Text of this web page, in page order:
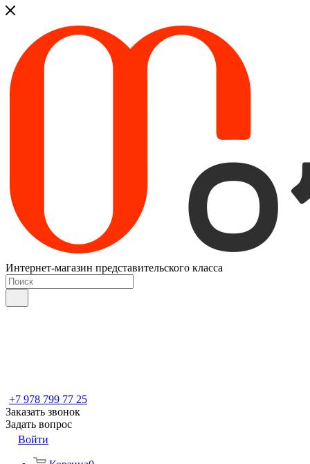
Интернет-магазин представительского класса
+7 978 799 77 25
Заказать звонок
Задать вопрос
Войти